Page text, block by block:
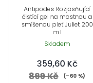
Antipodes Rozjasňující
čistící gel na mastnou a
smíšenou pleť Juliet 200
ml
Skladem
359,60 Kč
899 Kč (–60 %)